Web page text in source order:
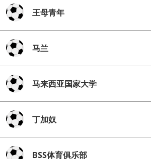
王母青年
马兰
马来西亚国家大学
丁加奴
BSS体育俱乐部